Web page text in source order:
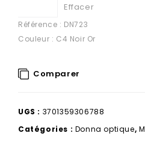
Effacer
Référence : DN723
Couleur : C4 Noir Or
Comparer
UGS : 3701359306788
Catégories : Donna optique,